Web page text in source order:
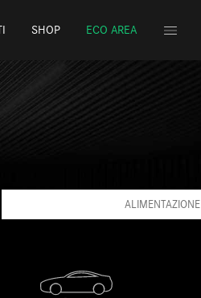
SHOP ECO AREA
ALIMENTAZIONE